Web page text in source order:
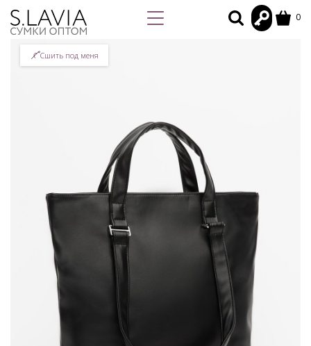
0
Сшить под меня